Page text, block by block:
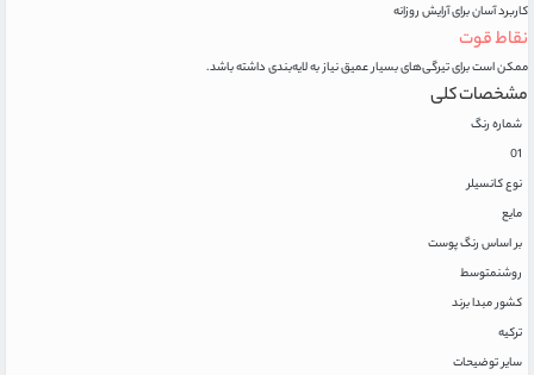
کاربرد آسان برای آرایش روزانه
نقاط قوت
ممکن است برای تیرگی‌های بسیار عمیق نیاز به لایه‌بندی داشته باشد.
مشخصات کلی
شماره رنگ
01
نوع کانسیلر
مایع
بر اساس رنگ پوست
روشنمتوسط
کشور مبدا برند
ترکیه
سایر توضیحات